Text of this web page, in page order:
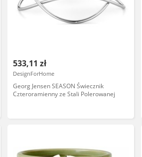
533,11 zł
DesignForHome
Georg Jensen SEASON Świecznik
Czteroramienny ze Stali Polerowanej